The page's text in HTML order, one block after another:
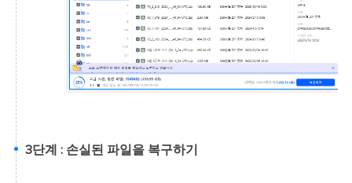
3단계 : 손실된 파일을 복구하기